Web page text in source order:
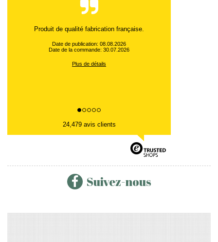
commande et envoi rapides, j 'apprécie. merci
Date de publication: 08.08.2026
Date de la commande: 28.07.2026
Plus de détails
24,479 avis clients
Suivez-nous